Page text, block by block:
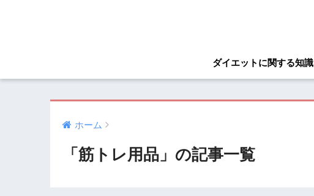
ダイエットに関する知識
ホーム
「筋トレ用品」の記事一覧